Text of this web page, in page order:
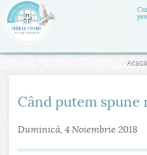
Jump to
Eşti
aici
Acasă
Când putem spune
Duminică, 4 Noiembrie 2018